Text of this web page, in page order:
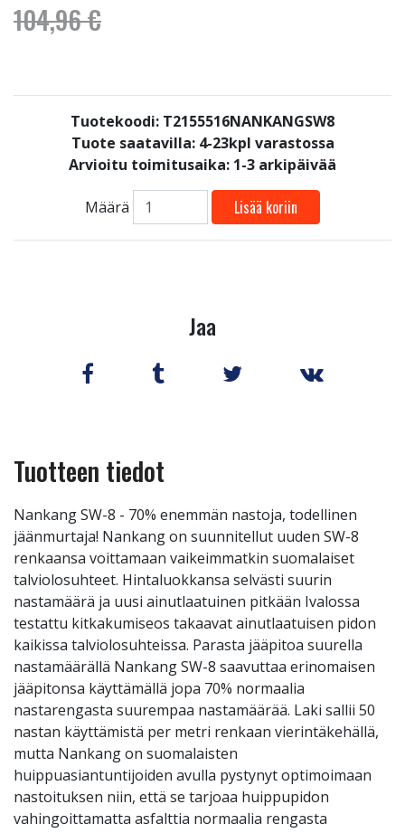
104,96 €
Tuotekoodi: T2155516NANKANGSW8
Tuote saatavilla: 4-23kpl varastossa
Arvioitu toimitusaika: 1-3 arkipäivää
Määrä Lisää koriin
Jaa
Tuotteen tiedot
Nankang SW-8 - 70% enemmän nastoja, todellinen
jäänmurtaja! Nankang on suunnitellut uuden SW-8
renkaansa voittamaan vaikeimmatkin suomalaiset
talviolosuhteet. Hintaluokkansa selvästi suurin
nastamäärä ja uusi ainutlaatuinen pitkään Ivalossa
testattu kitkakumiseos takaavat ainutlaatuisen pidon
kaikissa talviolosuhteissa. Parasta jääpitoa suurella
nastamäärällä Nankang SW-8 saavuttaa erinomaisen
jääpitonsa käyttämällä jopa 70% normaalia
nastarengasta suurempaa nastamäärää. Laki sallii 50
nastan käyttämistä per metri renkaan vierintäkehällä,
mutta Nankang on suomalaisten
huippuasiantuntijoiden avulla pystynyt optimoimaan
nastoituksen niin, että se tarjoaa huippupidon
vahingoittamatta asfalttia normaalia rengasta